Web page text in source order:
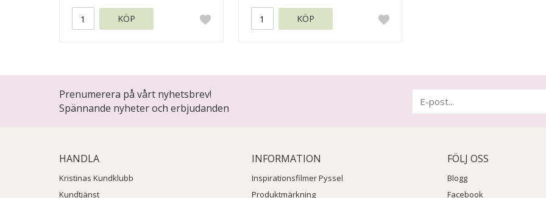
KÖP KÖP
Prenumerera på vårt nyhetsbrev!
Spännande nyheter och erbjudanden
HANDLA
Kristinas Kundklubb
Kundtjänst
INFORMATION
Inspirationsfilmer Pyssel
Produktmärkning
FÖLJ OSS
Blogg
Facebook